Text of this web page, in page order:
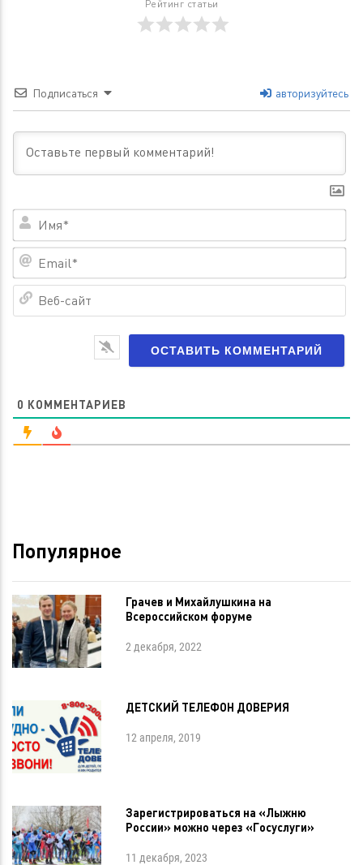
Рейтинг статьи
Подписаться авторизуйтесь
0 КОММЕНТАРИЕВ
Популярное
Грачев и Михайлушкина на
Всероссийском форуме
2 декабря, 2022
ДЕТСКИЙ ТЕЛЕФОН ДОВЕРИЯ
12 апреля, 2019
Зарегистрироваться на «Лыжню
России» можно через «Госуслуги»
11 декабря, 2023